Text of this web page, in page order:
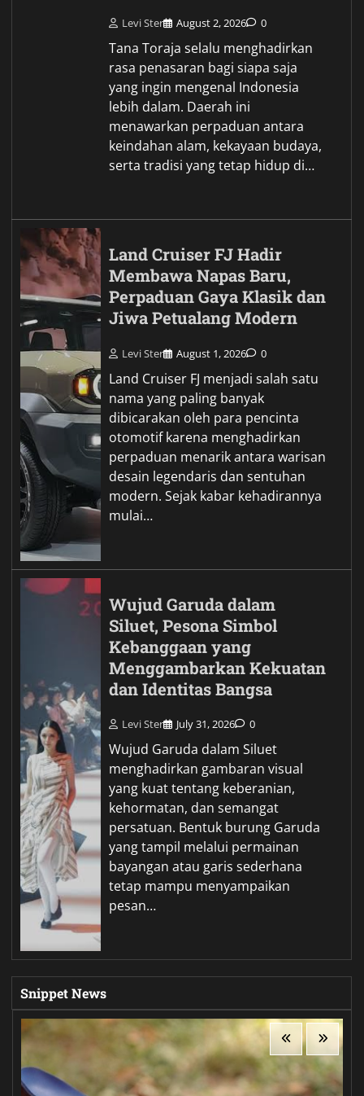
Levi Ster August 2, 2026 0
Tana Toraja selalu menghadirkan
rasa penasaran bagi siapa saja
yang ingin mengenal Indonesia
lebih dalam. Daerah ini
menawarkan perpaduan antara
keindahan alam, kekayaan budaya,
serta tradisi yang tetap hidup di…
Land Cruiser FJ Hadir
Membawa Napas Baru,
Perpaduan Gaya Klasik dan
Jiwa Petualang Modern
Levi Ster August 1, 2026 0
Land Cruiser FJ menjadi salah satu
nama yang paling banyak
dibicarakan oleh para pencinta
otomotif karena menghadirkan
perpaduan menarik antara warisan
desain legendaris dan sentuhan
modern. Sejak kabar kehadirannya
mulai…
Wujud Garuda dalam
Siluet, Pesona Simbol
Kebanggaan yang
Menggambarkan Kekuatan
dan Identitas Bangsa
Levi Ster July 31, 2026 0
Wujud Garuda dalam Siluet
menghadirkan gambaran visual
yang kuat tentang keberanian,
kehormatan, dan semangat
persatuan. Bentuk burung Garuda
yang tampil melalui permainan
bayangan atau garis sederhana
tetap mampu menyampaikan
pesan…
Snippet News